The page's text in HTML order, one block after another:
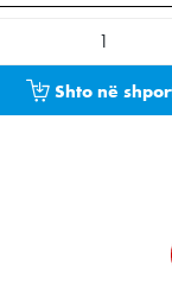
sasinë.
ose përdorni
produktit:
Shto në